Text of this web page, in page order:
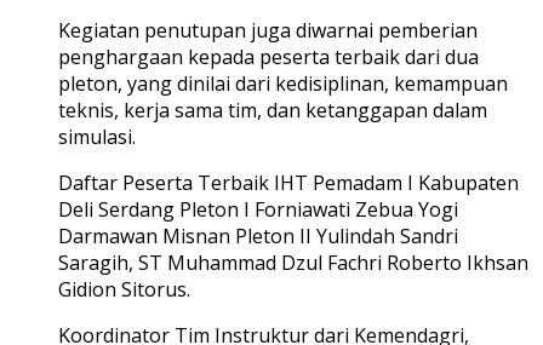
Kegiatan penutupan juga diwarnai pemberian
penghargaan kepada peserta terbaik dari dua
pleton, yang dinilai dari kedisiplinan, kemampuan
teknis, kerja sama tim, dan ketanggapan dalam
simulasi.
Daftar Peserta Terbaik IHT Pemadam I Kabupaten
Deli Serdang Pleton I Forniawati Zebua Yogi
Darmawan Misnan Pleton II Yulindah Sandri
Saragih, ST Muhammad Dzul Fachri Roberto Ikhsan
Gidion Sitorus.
Koordinator Tim Instruktur dari Kemendagri,